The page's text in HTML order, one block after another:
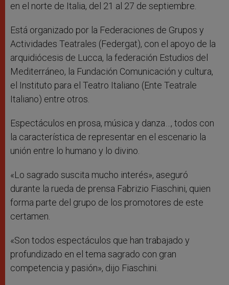
en el norte de Italia, del 21 al 27 de septiembre.
Está organizado por la Federaciones de Grupos y
Actividades Teatrales (Federgat), con el apoyo de la
arquidiócesis de Lucca, la federación Estudios del
Mediterráneo, la Fundación Comunicación y cultura,
el Instituto para el Teatro Italiano (Ente Teatrale
Italiano) entre otros.
Espectáculos en prosa, música y danza…, todos con
la característica de representar en el escenario la
unión entre lo humano y lo divino.
«Lo sagrado suscita mucho interés», aseguró
durante la rueda de prensa Fabrizio Fiaschini, quien
forma parte del grupo de los promotores de este
certamen.
«Son todos espectáculos que han trabajado y
profundizado en el tema sagrado con gran
competencia y pasión», dijo Fiaschini.